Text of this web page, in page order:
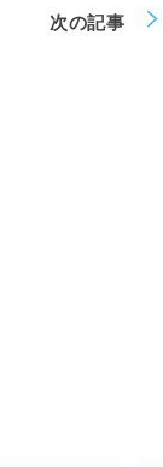
次の記事